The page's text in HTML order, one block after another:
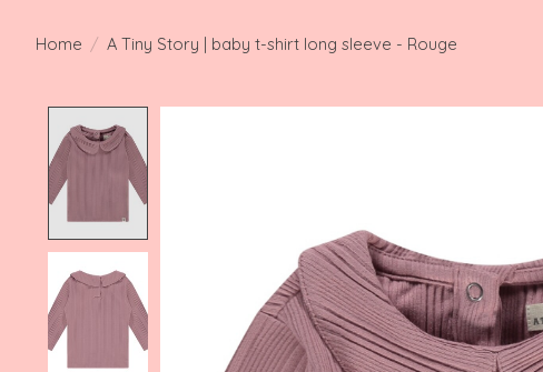
Home / A Tiny Story | baby t-shirt long sleeve - Rouge